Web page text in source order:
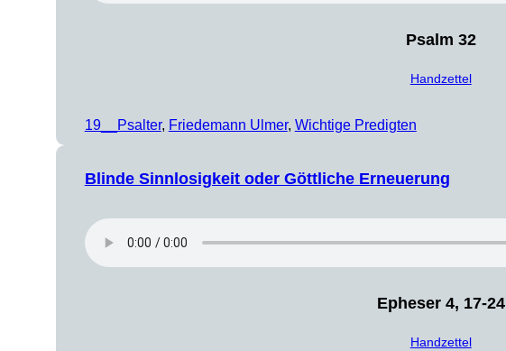
Psalm 32
Handzettel
19__Psalter, Friedemann Ulmer, Wichtige Predigten
Blinde Sinnlosigkeit oder Göttliche Erneuerung
Epheser 4, 17-24
Handzettel